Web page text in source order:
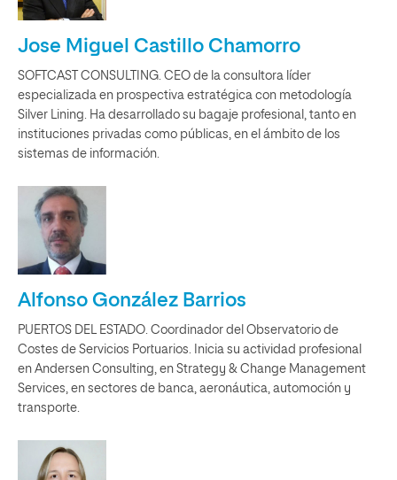
Jose Miguel Castillo Chamorro
SOFTCAST CONSULTING. CEO de la consultora líder
especializada en prospectiva estratégica con metodología
Silver Lining. Ha desarrollado su bagaje profesional, tanto en
instituciones privadas como públicas, en el ámbito de los
sistemas de información.
Alfonso González Barrios
PUERTOS DEL ESTADO. Coordinador del Observatorio de
Costes de Servicios Portuarios. Inicia su actividad profesional
en Andersen Consulting, en Strategy & Change Management
Services, en sectores de banca, aeronáutica, automoción y
transporte.